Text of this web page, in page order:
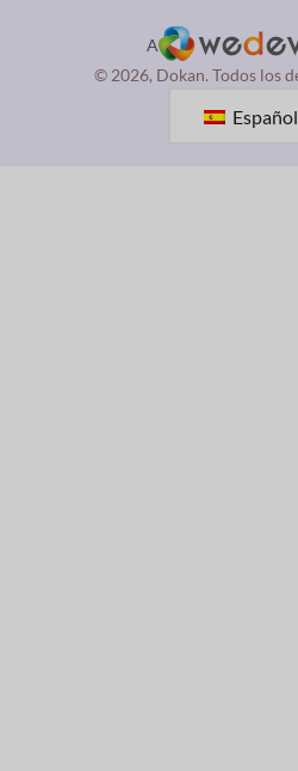
A
© 2026, Dokan. Todos los
Español